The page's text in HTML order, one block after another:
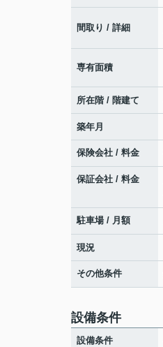
間取り / 詳細
専有面積
所在階 / 階建て
築年月
保険会社 / 料金
保証会社 / 料金
駐車場 / 月額
現況
その他条件
設備条件
設備条件